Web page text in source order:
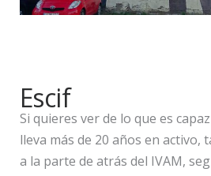
Escif
Si quieres ver de lo que es
lleva más de 20 años en activo,
a la parte de atrás del IVAM,